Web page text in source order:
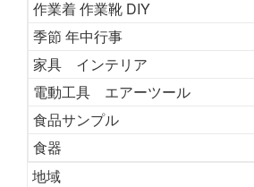
作業着 作業靴 DIY
季節 年中行事
家具 インテリア
電動工具 エアーツール
食品サンプル
食器
地域